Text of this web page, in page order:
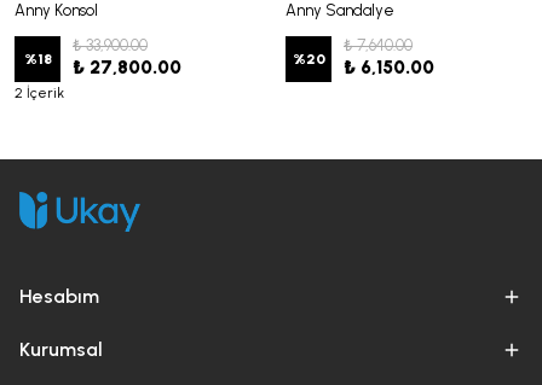
Anny Konsol
%18
₺ 33,900.00
₺ 27,800.00
2 İçerik
Anny Sandalye
%20
₺ 7,640.00
₺ 6,150.00
Hesabım
Kurumsal